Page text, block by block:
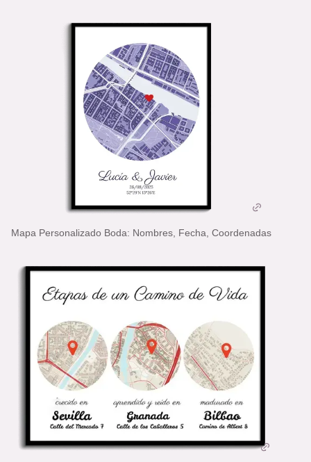
Mapa Personalizado Boda: Nombres, Fecha, Coordenadas